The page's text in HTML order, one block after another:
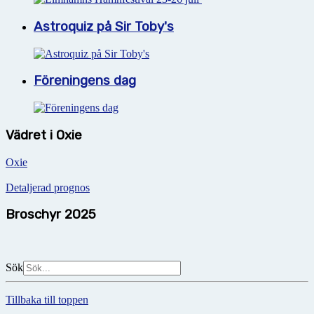
Astroquiz på Sir Toby's
Föreningens dag
Vädret i Oxie
Oxie
Detaljerad prognos
Broschyr 2025
Sök
Tillbaka till toppen